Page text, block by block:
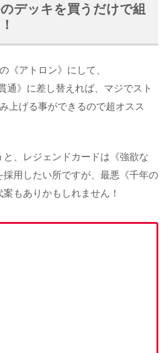
デッキを買うだけで組
《アトロン》にして、
通》に差し替えれば、マジでスト
上げる事ができるので超オスス
、レジェンドカードは《強欲な
用したい所ですが、最悪《千年の
もありかもしれません！